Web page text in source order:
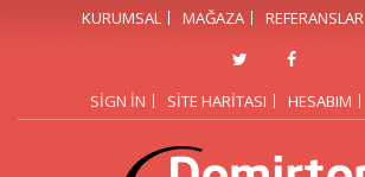
KURUMSAL MAĞAZA REFERANSLAR
SIGN IN SITE HARITASI HESABIM